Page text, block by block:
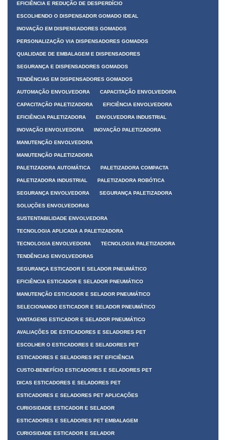
EFICIÊNCIA E REDUÇÃO DE DESPERDÍCIO
ESCOLHENDO O DISPENSADOR GOMADO IDEAL
INOVAÇÃO EM DISPENSADORES GOMADOS
PERSONALIZAÇÃO VIA DISPENSADORES GOMADOS
QUALIDADE DE EMBALAGEM E DISPENSADORES
SEGURANÇA E DISPENSADORES GOMADOS
TENDÊNCIAS EM DISPENSADORES GOMADOS
AUTOMAÇÃO ENVOLVEDORA CAPACITAÇÃO ENVOLVEDORA
CAPACITAÇÃO PALETIZADORA EFICIÊNCIA ENVOLVEDORA
EFICIÊNCIA PALETIZADORA ENVOLVEDORA INDUSTRIAL
INOVAÇÃO ENVOLVEDORA INOVAÇÃO PALETIZADORA
MANUTENÇÃO ENVOLVEDORA
MANUTENÇÃO PALETIZADORA
PALETIZADORA AUTOMÁTICA PALETIZADORA COMPACTA
PALETIZADORA INDUSTRIAL PALETIZADORA ROBÓTICA
SEGURANÇA ENVOLVEDORA SEGURANÇA PALETIZADORA
SOLUÇÕES ENVOLVEDORAS
SUSTENTABILIDADE ENVOLVEDORA
TECNOLOGIA APLICADA A PALETIZADORA
TECNOLOGIA ENVOLVEDORA TECNOLOGIA PALETIZADORA
TENDÊNCIAS ENVOLVEDORAS
SEGURANÇA ESTICADOR E SELADOR PNEUMÁTICO
EFICIÊNCIA ESTICADOR E SELADOR PNEUMÁTICO
MANUTENÇÃO ESTICADOR E SELADOR PNEUMÁTICO
SELECIONANDO ESTICADOR E SELADOR PNEUMÁTICO
VANTAGENS ESTICADOR E SELADOR PNEUMÁTICO
AVALIAÇÕES DE ESTICADORES E SELADORES PET
ESCOLHER O ESTICADORES E SELADORES PET
ESTICADORES E SELADORES PET EFICIÊNCIA
CUSTO-BENEFÍCIO ESTICADORES E SELADORES PET
DICAS ESTICADORES E SELADORES PET
ESTICADORES E SELADORES PET APLICAÇÕES
CURIOSIDADE ESTICADOR E SELADOR
ESTICADORES E SELADORES PET EMBALAGEM
CURIOSIDADE ESTICADOR E SELADOR